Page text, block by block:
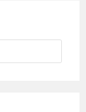
Press
to